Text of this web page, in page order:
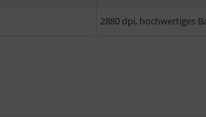
2880 dpi, hochwertiges